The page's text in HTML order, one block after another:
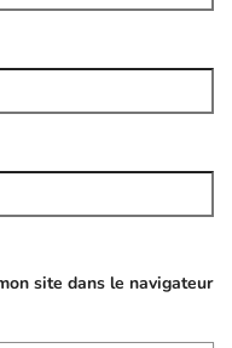
site dans le navigateur